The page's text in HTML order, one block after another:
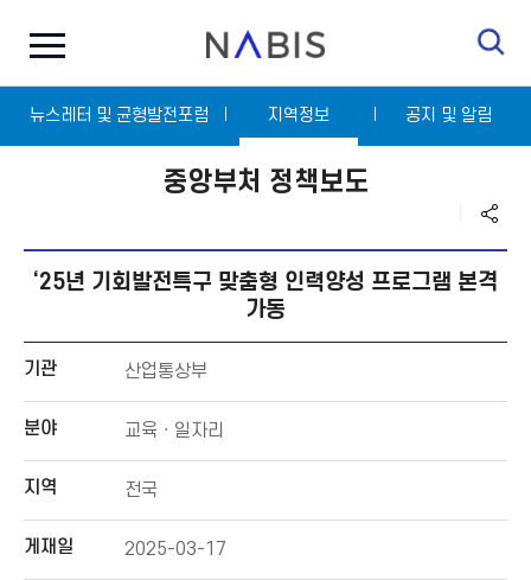
N
A
I
S
전
체
뉴
기
뉴스레터 및 균형발전포럼 지역정보 공지 및 알림
중앙부처 정책보도
‘25년 기회발전특구 맞춤형 인력양성 프로그램 본격
가동
기관 산업통상부
분야 교육ㆍ일자리
지역 전국
게재일 2025-03-17